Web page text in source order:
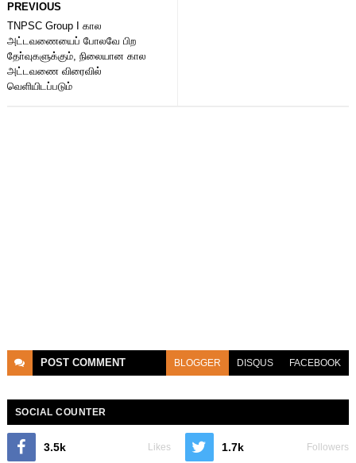
PREVIOUS
TNPSC Group I கால
அட்டவணையைப் போலவே பிற
தோ்வுகளுக்கும், நிலையான கால
அட்டவணை விரைவில்
வெளியிடப்படும்
POST COMMENT BLOGGER DISQUS FACEBOOK
SOCIAL COUNTER
3.5k Likes 1.7k Followers